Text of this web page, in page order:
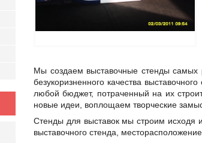
Мы создаем выставочные стенды
безукоризненного качества
любой бюджет, потраченный на их
новые идеи, воплощаем творческие
Стенды для выставок мы строим исходя
выставочного стенда,